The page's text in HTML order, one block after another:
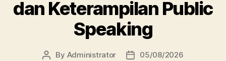
dan Keterampilan Public
Speaking
Post
By Administrator
Post05/08/2026